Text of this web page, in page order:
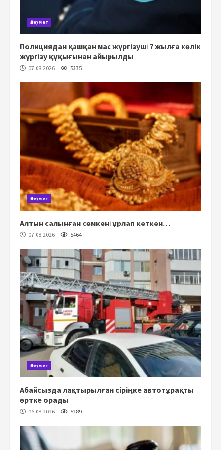
Әлеумет
Полициядан қашқан мас жүргізуші 7 жылға көлік
жүргізу құқығынан айырылды
07.08.2026 5335
Әлеумет
Алтын салынған сөмкені ұрлап кеткен…
07.08.2026 5464
Әлеумет
Абайсызда лақтырылған сіріңке автотұрақты
өртке орады
06.08.2026 5289